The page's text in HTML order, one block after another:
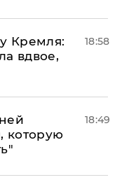
Кремля:
вдвое,
18:58
которую
18:49